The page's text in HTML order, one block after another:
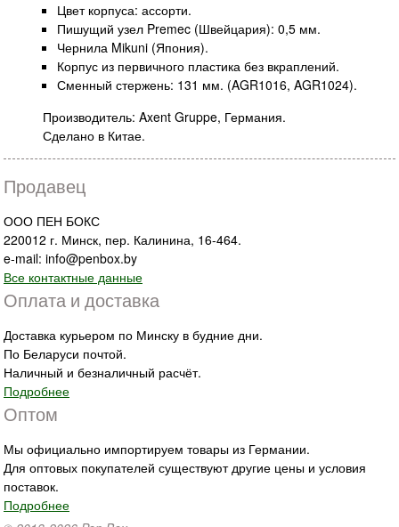
Цвет корпуса: ассорти.
Пишущий узел Premec (Швейцария): 0,5 мм.
Чернила Mikuni (Япония).
Корпус из первичного пластика без вкраплений.
Сменный стержень: 131 мм. (AGR1016, AGR1024).
Производитель: Axent Gruppe, Германия.
Сделано в Китае.
Продавец
ООО ПЕН БОКС
220012 г. Минск, пер. Калинина, 16-464.
e-mail: info@penbox.by
Все контактные данные
Оплата и доставка
Доставка курьером по Минску в будние дни.
По Беларуси почтой.
Наличный и безналичный расчёт.
Подробнее
Оптом
Мы официально импортируем товары из Германии.
Для оптовых покупателей существуют другие цены и условия
поставок.
Подробнее